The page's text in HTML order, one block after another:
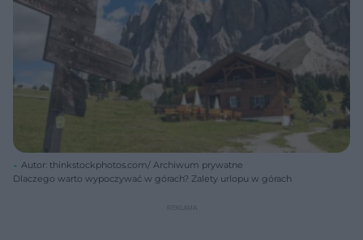
Autor: thinkstockphotos.com/ Archiwum prywatne
Dlaczego warto wypoczywać w górach? Zalety urlopu w górach